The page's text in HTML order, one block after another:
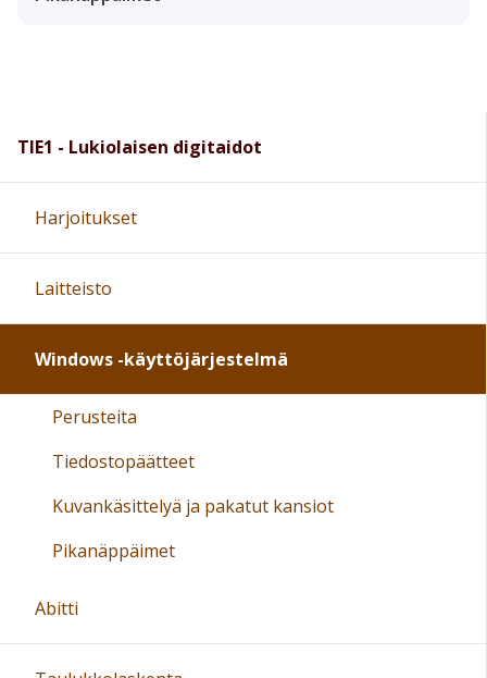
TIE1 - Lukiolaisen digitaidot
Harjoitukset
Laitteisto
Windows -käyttöjärjestelmä
Perusteita
Tiedostopäätteet
Kuvankäsittelyä ja pakatut kansiot
Pikanäppäimet
Abitti